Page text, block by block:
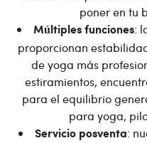
poner en tu
Múltiples funciones:
proporcionan
de yoga más
estiramientos,
para el equilibrio
para yoga,
Servicio posventa: